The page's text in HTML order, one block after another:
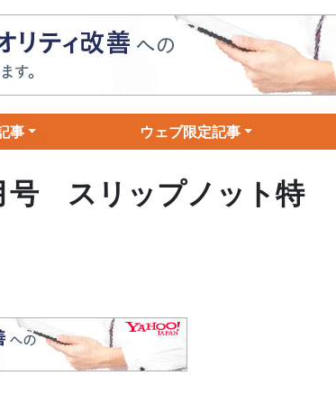
事 ウェブ限定記事
号 スリップノット特